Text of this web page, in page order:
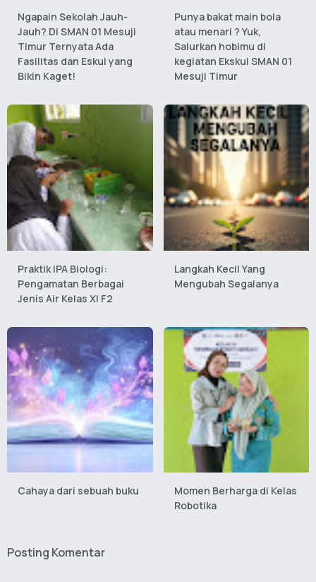
Ngapain Sekolah Jauh-
Jauh? Di SMAN 01 Mesuji
Timur Ternyata Ada
Fasilitas dan Eskul yang
Bikin Kaget!
Punya bakat main bola
atau menari ? Yuk,
Salurkan hobimu di
kegiatan Ekskul SMAN 01
Mesuji Timur
Praktik IPA Biologi:
Pengamatan Berbagai
Jenis Air Kelas XI F2
Langkah Kecil Yang
Mengubah Segalanya
Cahaya dari sebuah buku
Momen Berharga di Kelas
Robotika
Posting Komentar